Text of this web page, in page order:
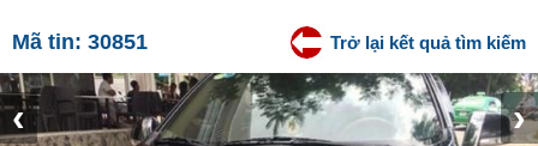
Mã tin: 30851 Trở lại kết quả tìm kiếm
‹ ›